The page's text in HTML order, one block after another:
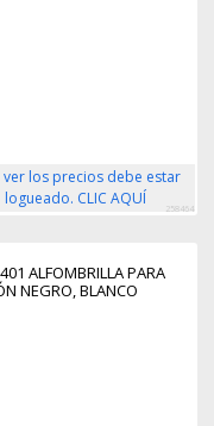
ver los precios debe estar
logueado. CLIC AQUÍ
258464
ALFOMBRILLA PARA
NEGRO, BLANCO